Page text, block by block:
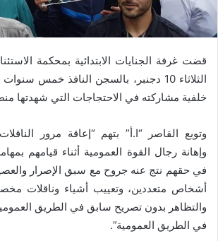
قضت غرفة الجنايات الابتدائية بمحكمة
الثلاثاء 10 دجنبر، بالسجن النافذ خمس
خلفية مشاركته في الاحتجاجات التي شهدتها
وتوبع القاصر “ا.أ” بتهم “إعاقة مرور
وإهانة رجال القوة العمومية أثناء قيامهم
في حقهم نتج عنه جروح مع سبق الإصرار
أشخاص متعددين، وتعييب أشياء وناقلات
والتظاهر بدون تصريح سابق في الطريق
في الطريق العمومية”.